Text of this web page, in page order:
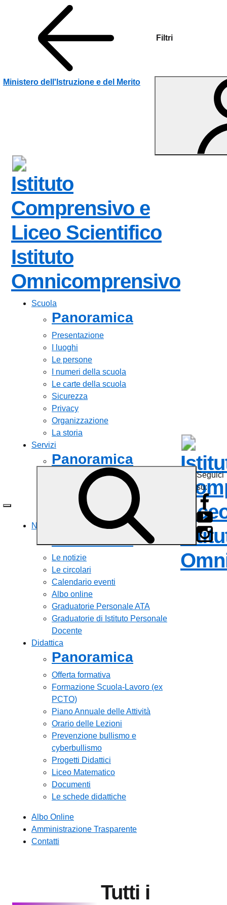
Filtri
Vai ai contenuti
Vai al menu di navigazione
Vai al footer
Ministero dell'Istruzione e del Merito
Istituto
Comprensivo e
Liceo Scientifico
Istituto
Omnicomprensivo
Scuola
Panoramica
Presentazione
I luoghi
Le persone
I numeri della scuola
Le carte della scuola
Sicurezza
Privacy
Organizzazione
La storia
Servizi
Panoramica
Personale scolastico
Famiglie e studenti
Percorsi di studio
Tutti i servizi
Novità
Le notizie
Le circolari
Calendario eventi
Albo online
Graduatorie Personale ATA
Graduatorie di Istituto Personale
Docente
Didattica
Panoramica
Offerta formativa
Formazione Scuola-Lavoro (ex
PCTO)
Piano Annuale delle Attività
Orario delle Lezioni
Prevenzione bullismo e
cyberbullismo
Progetti Didattici
Liceo Matematico
Documenti
Le schede didattiche
Albo Online
Amministrazione Trasparente
Contatti
Seguici
su:
Tutti i